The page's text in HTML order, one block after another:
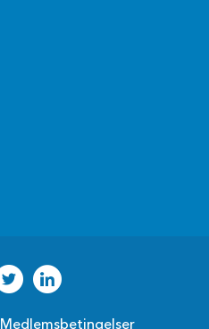
Medlemsbetingelser